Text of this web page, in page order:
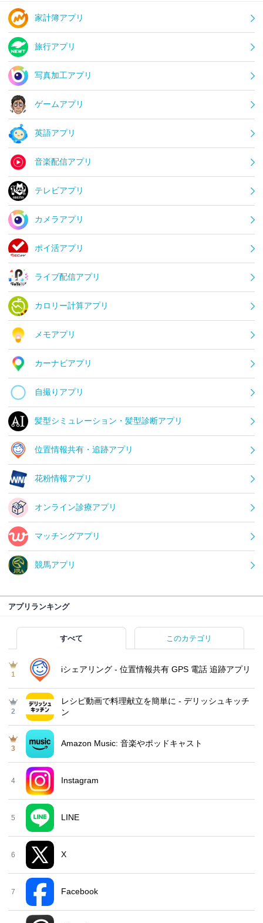
家計簿アプリ
旅行アプリ
写真加工アプリ
ゲームアプリ
英語アプリ
音楽配信アプリ
テレビアプリ
カメラアプリ
ポイ活アプリ
ライブ配信アプリ
カロリー計算アプリ
メモアプリ
カーナビアプリ
自撮りアプリ
髪型シミュレーション・髪型診断アプリ
位置情報共有・追跡アプリ
花粉情報アプリ
オンライン診療アプリ
マッチングアプリ
競馬アプリ
アプリランキング
すべて このカテゴリ
1
iシェアリング - 位置情報共有 GPS 電話 追跡アプリ
2
レシピ動画で料理献立を簡単‪に - デリッシュキッチ
ン
3
Amazon Music: 音楽やポッドキャスト
4 Instagram
5 LINE
6 X
7 Facebook